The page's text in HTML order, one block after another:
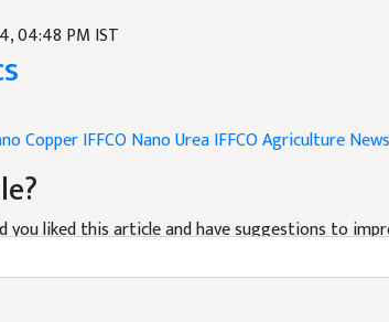
04:48 PM IST
CopperIFFCO Nano UreaIFFCOAgriculture News
you liked this article and have suggestions to